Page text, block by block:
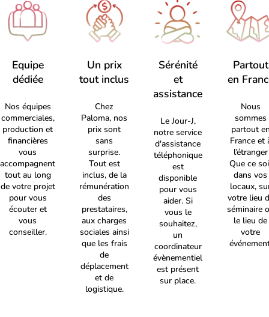
Equipe
dédiée
Nos équipes
commerciales,
production et
financières
vous
accompagnent
tout au long
de votre projet
pour vous
écouter et
vous
conseiller.
Un prix
tout inclus
Chez
Paloma, nos
prix sont
sans
surprise.
Tout est
inclus, de la
rémunération
des
prestataires,
aux charges
sociales ainsi
que les frais
de
déplacement
et de
logistique.
Sérénité
et
assistance
Le Jour-J,
notre service
d'assistance
téléphonique
est
disponible
pour vous
aider. Si
vous le
souhaitez,
un
coordinateur
évènementiel
est présent
sur place.
Partout
en
Nous
sommes
partout
France et
l’étranger
Que ce
dans vos
locaux,
votre lieu
séminaire
le lieu de
votre